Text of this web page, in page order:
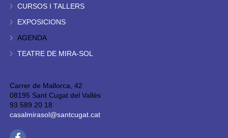
CURSOS I TALLERS
EXPOSICIONS
AGENDA
TEATRE DE MIRA-SOL
Carrer de Mallorca, 42
08195 Sant Cugat del Vallès
93 589 20 18
casalmirasol@santcugat.cat